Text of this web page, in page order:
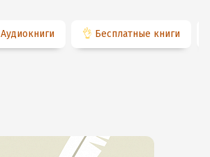
Аудиокниги 👌 Бесплатные книги